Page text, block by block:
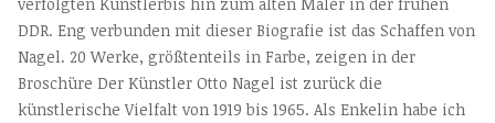
DDR. Eng verbunden mit dieser Biografie ist das Schaffen von
Nagel. 20 Werke, größtenteils in Farbe, zeigen in der
Broschüre Der Künstler Otto Nagel ist zurück die
künstlerische Vielfalt von 1919 bis 1965. Als Enkelin habe ich